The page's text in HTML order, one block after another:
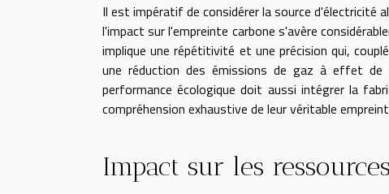
Il est impératif de considérer la source d'électricité
l'impact sur l'empreinte carbone s'avère
implique une répétitivité et une précision qui,
une réduction des émissions de gaz à effet de
performance écologique doit aussi intégrer la
compréhension exhaustive de leur véritable
Impact sur les